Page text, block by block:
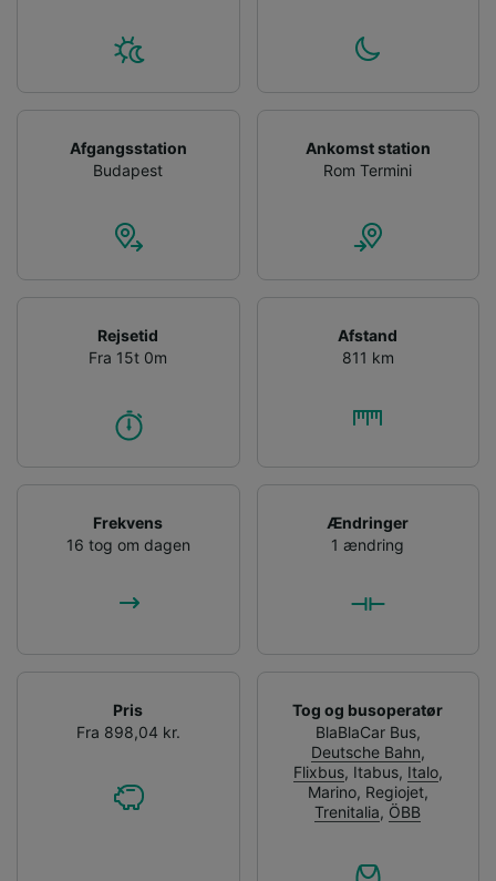
Afgangsstation
Budapest
Ankomst station
Rom Termini
Rejsetid
Fra 15t 0m
Afstand
811 km
Frekvens
16 tog om dagen
Ændringer
1 ændring
Pris
Fra 898,04 kr.
Tog og busoperatør
BlaBlaCar Bus,
Deutsche Bahn,
Flixbus, Itabus, Italo,
Marino, Regiojet,
Trenitalia, ÖBB